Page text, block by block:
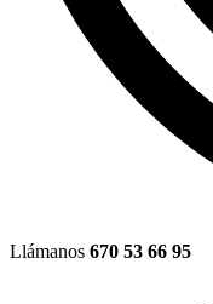
Llámanos 670 53 66 95